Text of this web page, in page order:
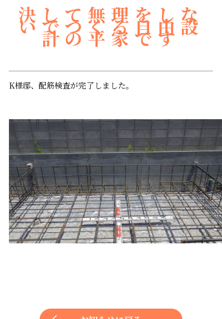
決して無理をしな
いでつくる自由設
計の平家です
K様邸、配筋検査が完了しました。